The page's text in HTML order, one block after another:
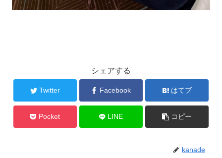
シェアする
Twitter Facebook はてブ
Pocket LINE コピー
kanade